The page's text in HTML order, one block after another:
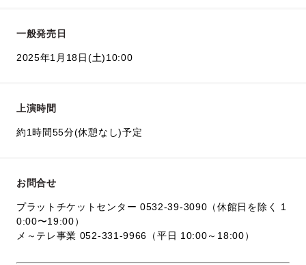
一般発売日
2025年1月18日(土)10:00
上演時間
約1時間55分(休憩なし)予定
お問合せ
プラットチケットセンター 0532-39-3090（休館日を除く 1
0:00〜19:00）
メ～テレ事業 052-331-9966（平日 10:00～18:00）